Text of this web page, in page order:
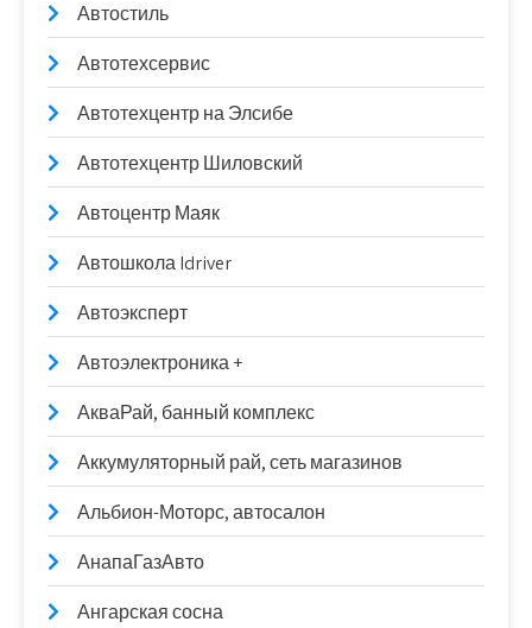
Автостиль
Автотехсервис
Автотехцентр на Элсибе
Автотехцентр Шиловский
Автоцентр Маяк
Автошкола Idriver
Автоэксперт
Автоэлектроника +
АкваРай, банный комплекс
Аккумуляторный рай, сеть магазинов
Альбион-Моторс, автосалон
АнапаГазАвто
Ангарская сосна